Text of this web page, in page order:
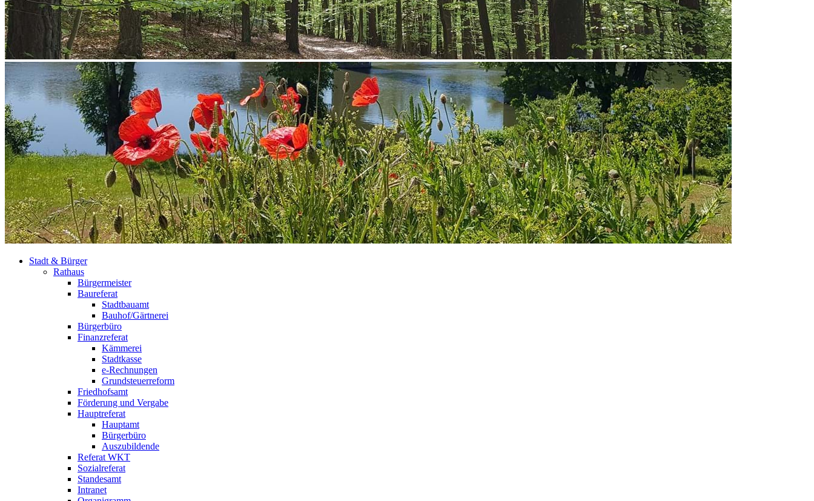
Stadt & Bürger
Rathaus
Bürgermeister
Baureferat
Stadtbauamt
Bauhof/Gärtnerei
Bürgerbüro
Finanzreferat
Kämmerei
Stadtkasse
e-Rechnungen
Grundsteuerreform
Friedhofsamt
Förderung und Vergabe
Hauptreferat
Hauptamt
Bürgerbüro
Auszubildende
Referat WKT
Sozialreferat
Standesamt
Intranet